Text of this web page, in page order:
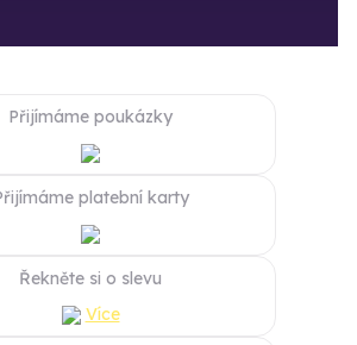
Přijímáme poukázky
platební karty
Řekněte si o slevu
Více